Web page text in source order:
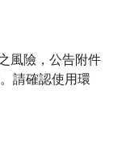
風險，公告附件
請確認使用環